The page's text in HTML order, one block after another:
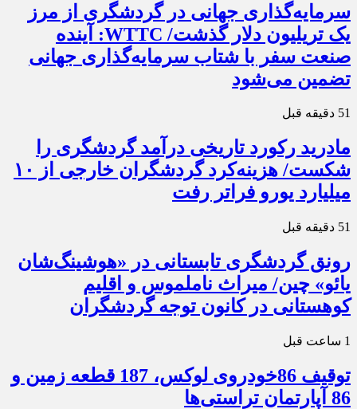
سرمایه‌گذاری جهانی در گردشگری از مرز
یک تریلیون دلار گذشت/ WTTC: آینده
صنعت سفر با شتاب سرمایه‌گذاری جهانی
تضمین می‌شود
51 دقیقه قبل
مادرید رکورد تاریخی درآمد گردشگری را
شکست/ هزینه‌کرد گردشگران خارجی از ۱۰
میلیارد یورو فراتر رفت
51 دقیقه قبل
رونق گردشگری تابستانی در «هوشینگ‌شان
یائو» چین/ میراث ناملموس و اقلیم
کوهستانی در کانون توجه گردشگران
1 ساعت قبل
توقیف 86خودروی لوکس، 187 قطعه زمین و
86 آپارتمان تراستی‌ها